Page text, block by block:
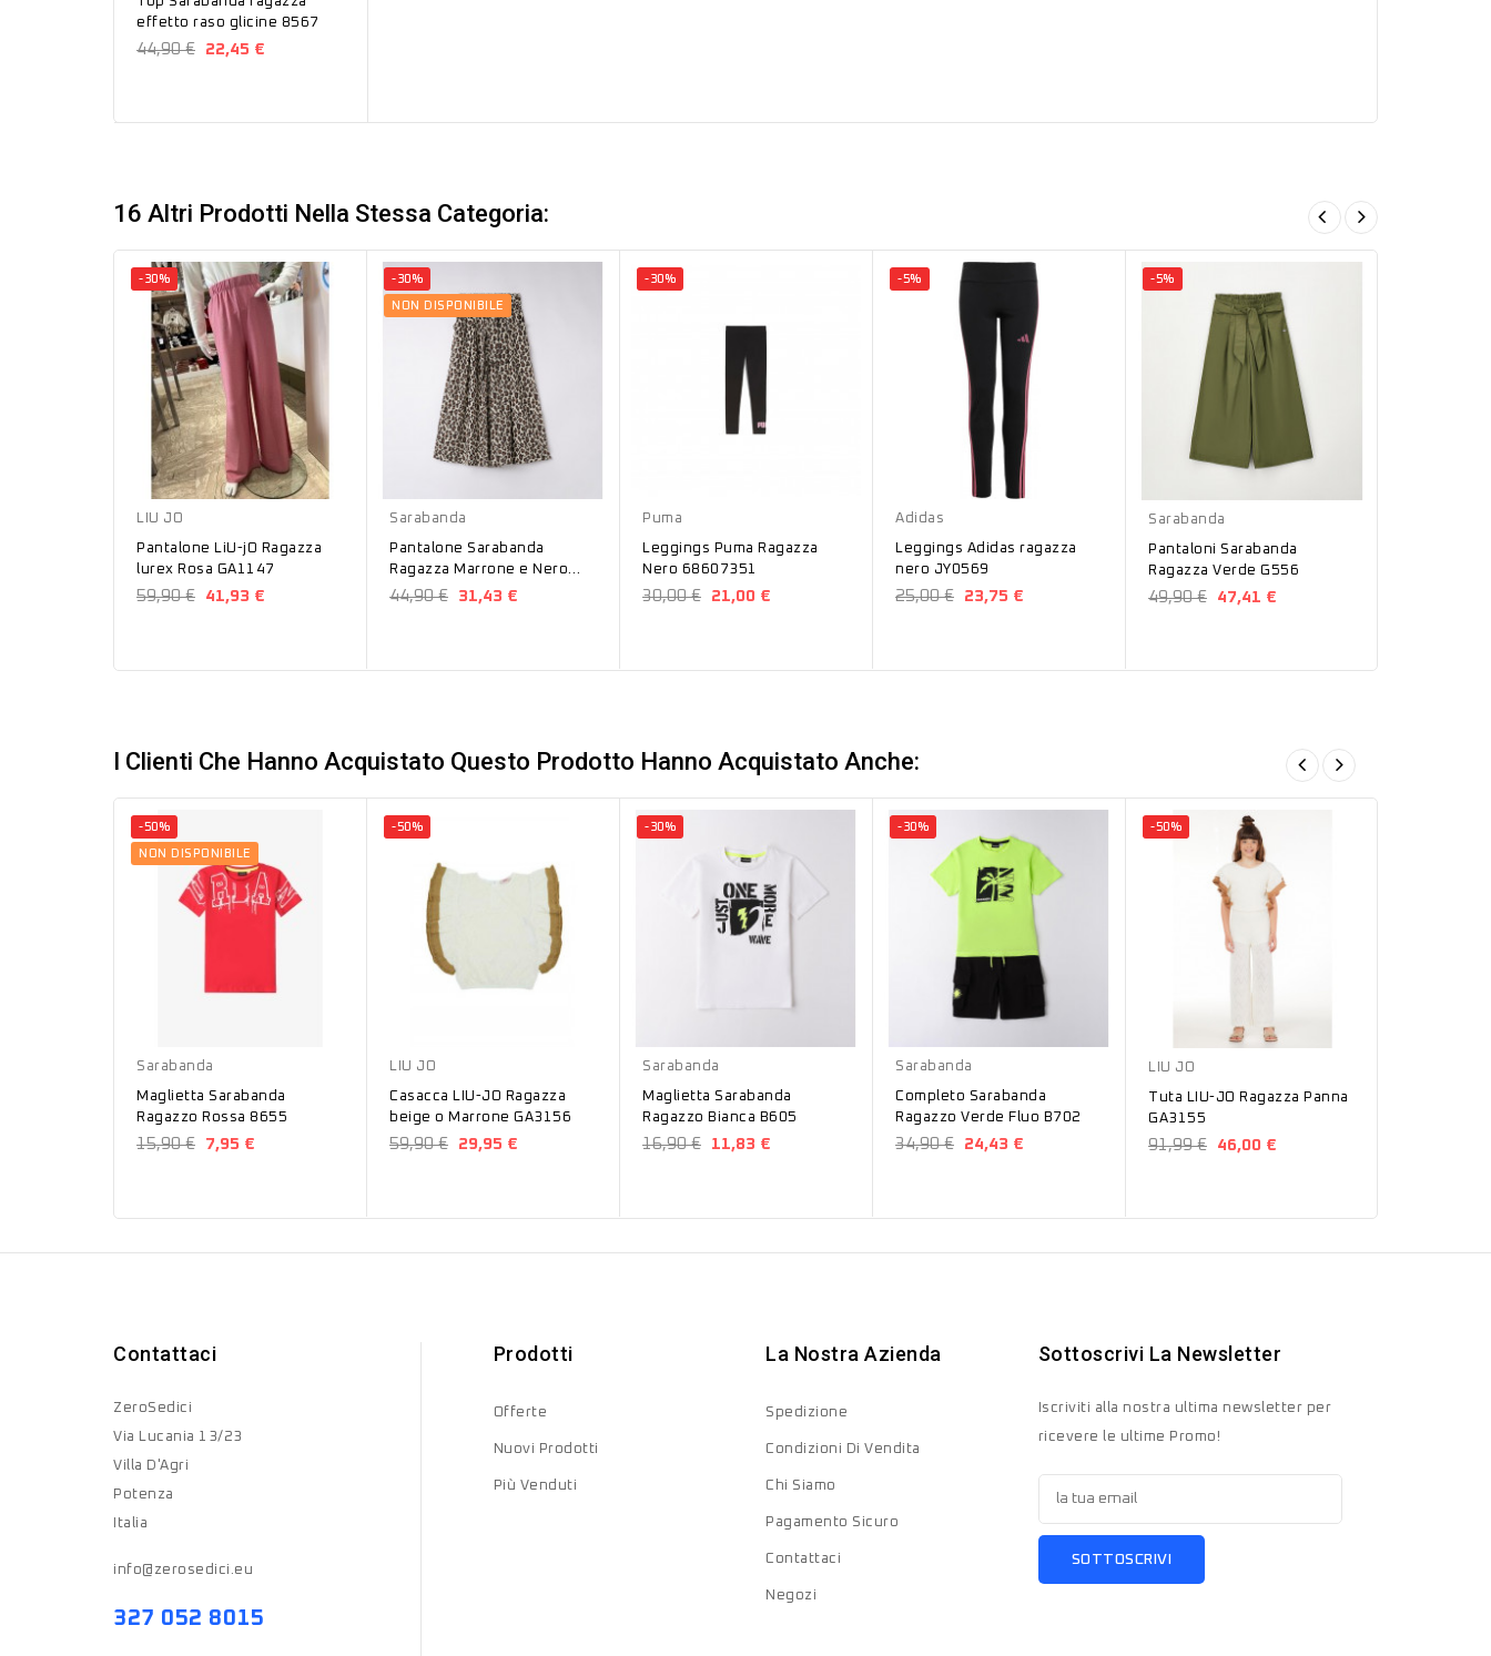
effetto raso glicine 8567
44,90 € 22,45 €
16 Altri Prodotti Nella Stessa Categoria:
Rosa
-30%
LIU JO
Pantalone LiU-jO Ragazza
lurex Rosa GA1147
59,90 € 41,93 €
-30%
NON DISPONIBILE
Sarabanda
Pantalone Sarabanda
Ragazza Marrone e Nero
B555
44,90 € 31,43 €
-30%
Puma
Leggings Puma Ragazza
Nero 68607351
30,00 € 21,00 €
-5%
Adidas
Leggings Adidas ragazza
nero JY0569
25,00 € 23,75 €
-5%
Sarabanda
Pantaloni Sarabanda
Ragazza Verde G556
49,90 € 47,41 €
I Clienti Che Hanno Acquistato Questo Prodotto Hanno Acquistato Anche:
-50%
NON DISPONIBILE
Sarabanda
Maglietta Sarabanda
Ragazzo Rossa 8655
15,90 € 7,95 €
-50%
LIU JO
Casacca LIU-JO Ragazza
beige o Marrone GA3156
59,90 € 29,95 €
-30%
Sarabanda
Maglietta Sarabanda
Ragazzo Bianca B605
16,90 € 11,83 €
-30%
Sarabanda
Completo Sarabanda
Ragazzo Verde Fluo B702
34,90 € 24,43 €
-50%
LIU JO
Tuta LIU-JO Ragazza Panna
GA3155
91,99 € 46,00 €
Contattaci
ZeroSedici
Via Lucania 13/23
Villa D'Agri
Potenza
Italia
info@zerosedici.eu
327 052 8015
Prodotti
Offerte
Nuovi Prodotti
Più Venduti
La Nostra Azienda
Spedizione
Condizioni Di Vendita
Chi Siamo
Pagamento Sicuro
Contattaci
Negozi
Sottoscrivi La Newsletter
Iscriviti alla nostra ultima newsletter per
ricevere le ultime Promo!